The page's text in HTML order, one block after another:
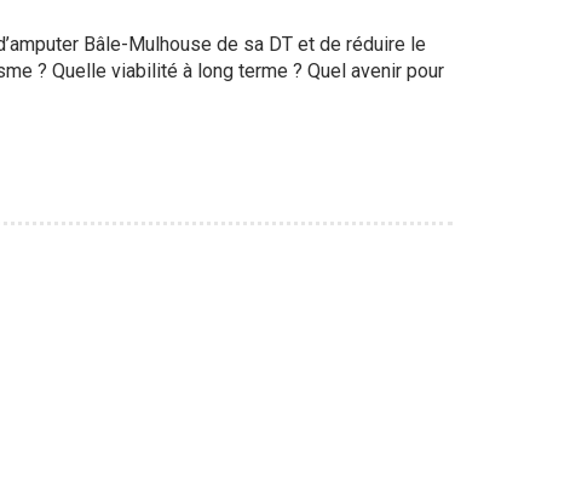
Bâle-Mulhouse de sa DT et de réduire le
? Quelle viabilité à long terme ? Quel avenir pour